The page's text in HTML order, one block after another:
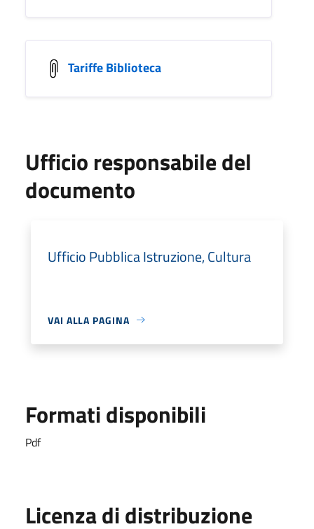
Tariffe Biblioteca
Ufficio responsabile del
documento
Ufficio Pubblica Istruzione, Cultura
VAI ALLA PAGINA
Formati disponibili
Pdf
Licenza di distribuzione